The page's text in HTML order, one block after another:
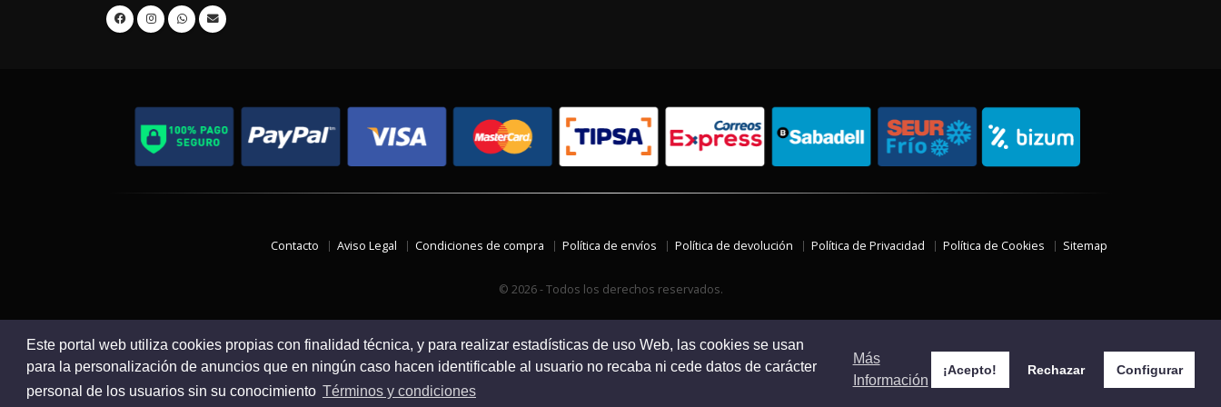
Este portal web utiliza cookies propias con finalidad técnica, y para realizar estadísticas de uso Web, las cookies se usan
para la personalización de anuncios que en ningún caso hacen identificable al usuario no recaba ni cede datos de carácter
personal de los usuarios sin su conocimiento Términos y condiciones
Más
Información
¡Acepto! Rechazar Configurar
Contacto Aviso Legal Condiciones de compra Política de envíos Política de devolución Política de Privacidad Política de Cookies Sitemap
© 2026 - Todos los derechos reservados.